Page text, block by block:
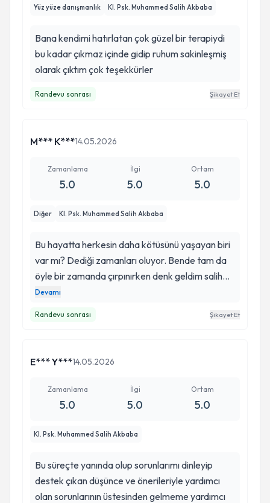
Yüz yüze danışmanlık Kl. Psk. Muhammed Salih Akbaba
Bana kendimi hatırlatan çok güzel bir terapiydi
bu kadar çıkmaz içinde gidip ruhum sakinleşmiş
olarak çıktım çok teşekkürler
Randevu sonrası Şikayet Et
M*** K***14.05.2026
Zamanlama
5.0
İlgi
5.0
Ortam
5.0
Diğer Kl. Psk. Muhammed Salih Akbaba
Bu hayatta herkesin daha kötüsünü yaşayan biri
var mı? Dediği zamanları oluyor. Bende tam da
öyle bir zamanda çırpınırken denk geldim salih
hocaysa. Ama çokta umutlu değildim açıkçası.
edeceğiniz yer. Bende yorumlardan yola çıkıp
gitmiştim. Bugün bende benim gibi sıkışan
yazıyorum. Allah razı olsun Salih hocam. Yolunuz
gözlerinde yanan ışık kadar açık olsun…
Devamı
Randevu sonrası Şikayet Et
E*** Y***14.05.2026
Zamanlama
5.0
İlgi
5.0
Ortam
5.0
Kl. Psk. Muhammed Salih Akbaba
Bu süreçte yanında olup sorunlarımı dinleyip
destek çıkan düşünce ve önerileriyle yardımcı
olan sorunlarının üstesinden gelmeme yardımcı